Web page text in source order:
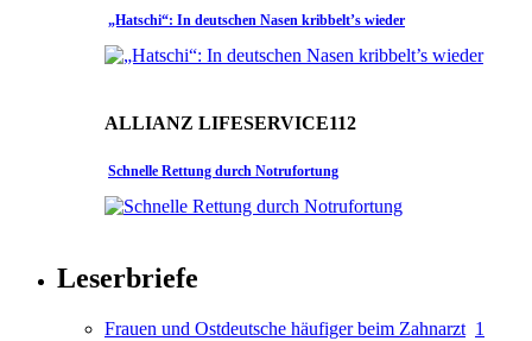
„Hatschi“: In deutschen Nasen kribbelt’s wieder
ALLIANZ LIFESERVICE112
Schnelle Rettung durch Notrufortung
Leserbriefe
Frauen und Ostdeutsche häufiger beim Zahnarzt 1